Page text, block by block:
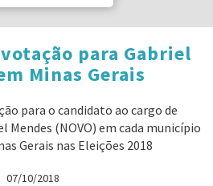
para Gabriel
Minas Gerais
para o candidato ao cargo de
Mendes (NOVO) em cada município
Gerais nas Eleições 2018
07/10/2018